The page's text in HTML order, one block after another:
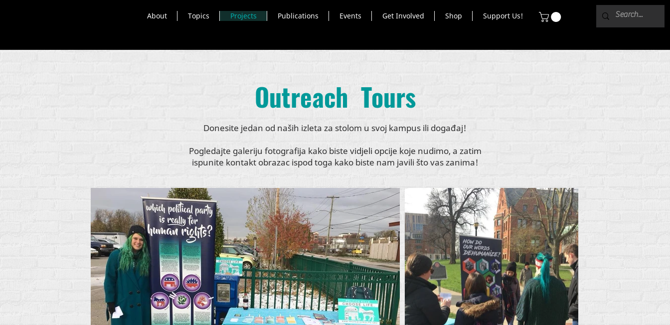
About Topics Projects Publications Events Get Involved Shop Support Us!
Outreach Tours
Donesite jedan od naših izleta za stolom u svoj kampus ili događaj!
Pogledajte galeriju fotografija kako biste vidjeli opcije koje nudimo, a zatim
ispunite kontakt obrazac ispod toga kako biste nam javili što vas zanima!